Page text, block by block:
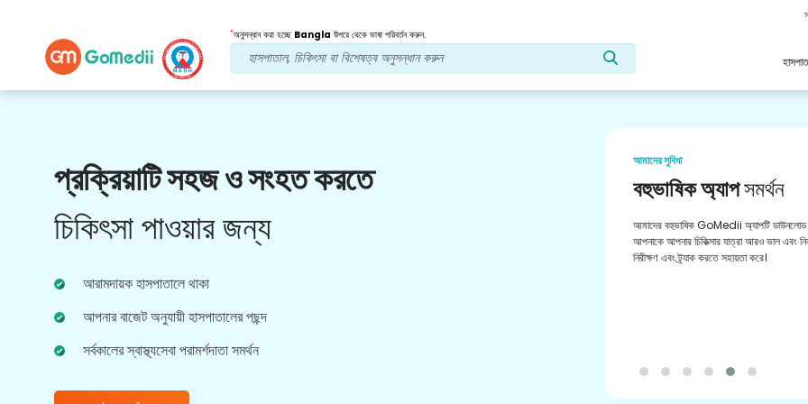
*অনুসন্ধান করা হচ্ছে Bangla উপরে থেকে ভাষা পরিবর্তন করুন.
প্রক্রিয়াটি সহজ ও সংহত করতে
চিকিৎসা পাওয়ার জন্য
আরামদায়ক হাসপাতালে থাকা
আপনার বাজেট অনুযায়ী হাসপাতালের পছন্দ
সর্বকালের স্বাস্থ্যসেবা পরামর্শদাতা সমর্থন
আমাদের সুবিধা
বহুভাষিক অ্যাপসমর্থন
আমাদের বহুভাষিক GoMedii অ্যাপটি ডাউনলোড করুন যা
আপনাকে আপনার চিকিত্সার যাত্রা আরও ভাল এবং নির্ভুলভাবে
আমাদের সুবিধা
নিয়মিত ওষুধপূর্ণতা
আপনার প্রেসক্রিপশন পূরণের জন্য ফার্মেসি
আমাদের অ্যাপের মাধ্যমে রিফাইলিং এবং সহজ
আপডেট পান।